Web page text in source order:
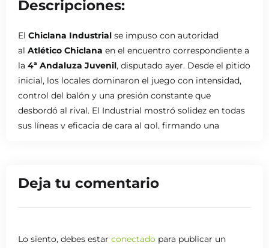
Descripciones:
El Chiclana Industrial se impuso con autoridad
al Atlético Chiclana en el encuentro correspondiente a
la 4ª Andaluza Juvenil, disputado ayer. Desde el pitido
inicial, los locales dominaron el juego con intensidad,
control del balón y una presión constante que
desbordó al rival. El Industrial mostró solidez en todas
sus líneas y eficacia de cara al gol, firmando una
Deja tu comentario
Lo siento, debes estar conectado para publicar un